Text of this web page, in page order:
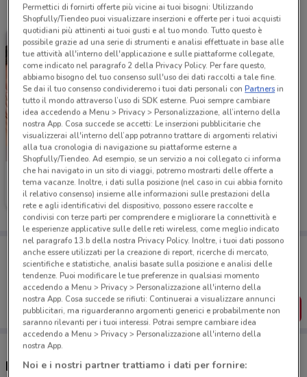
Cristian Lay
Scade il 31/12
Porta DoveConviene sempre con te!
Puoi trovare le migliori offerte dei negozi vicino a te,
salvarle e creare la tua lista del risparmio, comodamente
dal tuo cellulare.
SCARICA L’APP
Negozi Cristian Lay nelle vicinanze
Permettici di fornirti offerte più vicine ai tuoi bisogni: Utilizzando
Shopfully/Tiendeo puoi visualizzare inserzioni e offerte per i tuoi acquisti
quotidiani più attinenti ai tuoi gusti e al tuo mondo. Tutto questo è
possibile grazie ad una serie di strumenti e analisi effettuate in base alle
tue attività all'interno dell'applicazione e sulle piattaforme collegate,
come indicato nel paragrafo 2 della Privacy Policy. Per fare questo,
abbiamo bisogno del tuo consenso sull'uso dei dati raccolti a tale fine.
Se dai il tuo consenso condivideremo i tuoi dati personali conPartnersin
tutto il mondo attraverso l’uso di SDK esterne. Puoi sempre cambiare
idea accedendo a Menu > Privacy > Personalizzazione, all’interno della
nostra App. Cosa succede se accetti: Le inserzioni pubblicitarie che
visualizzerai all'interno dell’app potranno trattare di argomenti relativi
alla tua cronologia di navigazione su piattaforme esterne a
Shopfully/Tiendeo. Ad esempio, se un servizio a noi collegato ci informa
che hai navigato in un sito di viaggi, potremo mostrarti delle offerte a
tema vacanze. Inoltre, i dati sulla posizione (nel caso in cui abbia fornito
il relativo consenso) insieme alle informazioni sulle prestazioni della
rete e agli identificativi del dispositivo, possono essere raccolte e
condivisi con terze parti per comprendere e migliorare la connettività e
le esperienze applicative sulle delle reti wireless, come meglio indicato
nel paragrafo 13.b della nostra Privacy Policy. Inoltre, i tuoi dati possono
anche essere utilizzati per la creazione di report, ricerche di mercato,
scientifiche e statistiche, analisi basate sulla posizione e analisi delle
tendenze. Puoi modificare le tue preferenze in qualsiasi momento
accedendo a Menu > Privacy > Personalizzazione all'interno della
nostra App. Cosa succede se rifiuti: Continuerai a visualizzare annunci
pubblicitari, ma riguarderanno argomenti generici e probabilmente non
saranno rilevanti per i tuoi interessi. Potrai sempre cambiare idea
accedendo a Menu > Privacy > Personalizzazione all'interno della
nostra App.
Noi e i nostri partner trattiamo i dati per fornire: